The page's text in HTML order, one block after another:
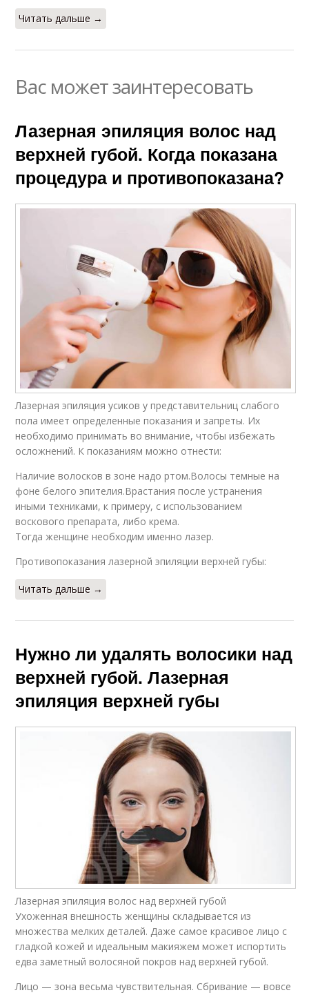
Читать дальше →
Вас может заинтересовать
Лазерная эпиляция волос над
верхней губой. Когда показана
процедура и противопоказана?
Лазерная эпиляция усиков у представительниц слабого
пола имеет определенные показания и запреты. Их
необходимо принимать во внимание, чтобы избежать
осложнений. К показаниям можно отнести:
Наличие волосков в зоне надо ртом.Волосы темные на
фоне белого эпителия.Врастания после устранения
иными техниками, к примеру, с использованием
воскового препарата, либо крема.
Тогда женщине необходим именно лазер.
Противопоказания лазерной эпиляции верхней губы:
Читать дальше →
Нужно ли удалять волосики над
верхней губой. Лазерная
эпиляция верхней губы
Лазерная эпиляция волос над верхней губой
Ухоженная внешность женщины складывается из
множества мелких деталей. Даже самое красивое лицо с
гладкой кожей и идеальным макияжем может испортить
едва заметный волосяной покров над верхней губой.
Лицо — зона весьма чувствительная. Сбривание — вовсе